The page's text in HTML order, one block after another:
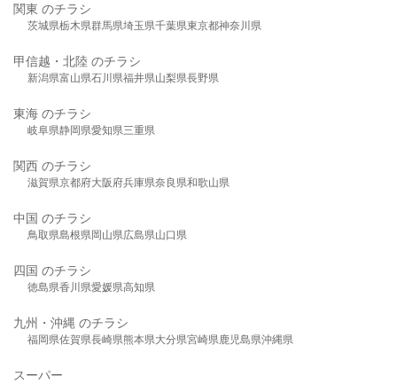
関東 のチラシ
茨城県栃木県群馬県埼玉県千葉県東京都神奈川県
甲信越・北陸 のチラシ
新潟県富山県石川県福井県山梨県長野県
東海 のチラシ
岐阜県静岡県愛知県三重県
関西 のチラシ
滋賀県京都府大阪府兵庫県奈良県和歌山県
中国 のチラシ
鳥取県島根県岡山県広島県山口県
四国 のチラシ
徳島県香川県愛媛県高知県
九州・沖縄 のチラシ
福岡県佐賀県長崎県熊本県大分県宮崎県鹿児島県沖縄県
スーパー